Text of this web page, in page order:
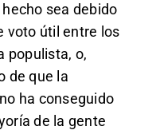
sea debido
voto útil entre los
populista, o,
de que la
ha conseguido
de la gente